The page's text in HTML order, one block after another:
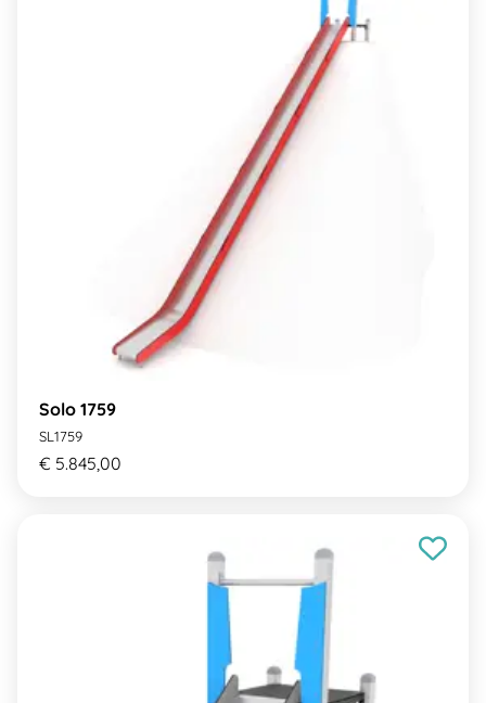
Solo 1759
SL1759
€ 5.845,00